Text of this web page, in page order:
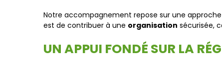
Notre accompagnement repose sur une
est de contribuer à une organisation sécurisée,
UN APPUI FONDÉ SUR LA